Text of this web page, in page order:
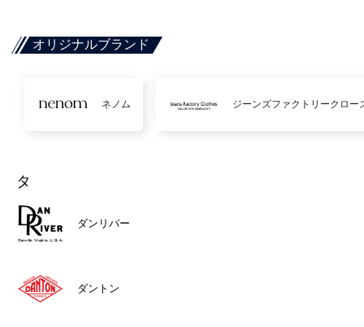
オリジナルブランド
ネノム ジーンズファクトリークロー
タ
ダンリバー
ダントン